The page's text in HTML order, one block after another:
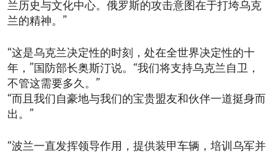
兰历史与文化中心。俄罗斯的攻击意图在于打垮乌克
兰的精神。”
“这是乌克兰决定性的时刻，处在全世界决定性的十
年，”国防部长奥斯汀说。“我们将支持乌克兰自卫，
不管这需要多久。”
“而且我们自豪地与我们的宝贵盟友和伙伴一道挺身而
出。”
“波兰一直发挥领导作用，提供装甲车辆，培训乌军并